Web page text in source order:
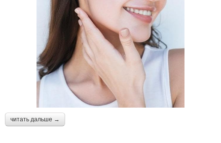
читать дальше →